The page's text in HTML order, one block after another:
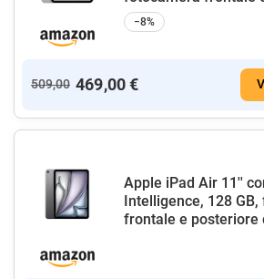
−8%
509,00 469,00 €
Apple iPad Air 11''
Intelligence, 128
frontale e posteriore